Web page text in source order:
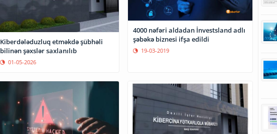
Kiberdələduzluq etməkdə şübhəli
bilinən şəxslər saxlanılıb
01-05-2026
4000 nəfəri aldadan İnvestsland adlı
şəbəkə biznesi ifşa edildi
19-03-2019